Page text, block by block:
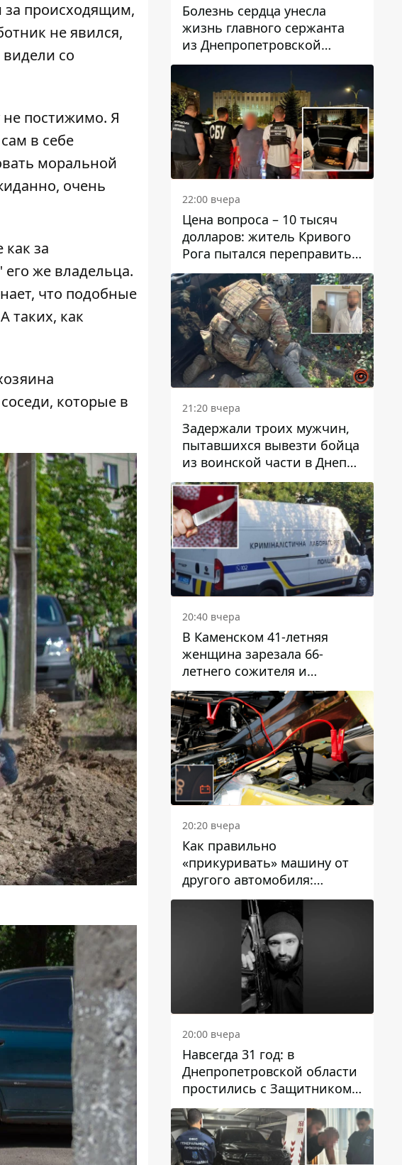
за происходящим,
не явился,
со
не постижимо. Я
в себе
моральной
очень
за
его же владельца.
что подобные
таких, как
которые в
Болезнь сердца унесла
жизнь главного сержанта
из Днепропетровской
области Юрия Свистуна
22:00 вчера
Цена вопроса – 10 тысяч
долларов: житель Кривого
Рога пытался переправить
мужчину в Словакию
21:20 вчера
Задержали троих мужчин,
пытавшихся вывезти бойца
из воинской части в Днепр
за 7 тысяч долларов: среди
них был врач
20:40 вчера
В Каменском 41-летняя
женщина зарезала 66-
летнего сожителя и
пыталась обмануть
полицейских
20:20 вчера
Как правильно
«прикуривать» машину от
другого автомобиля:
инструкция для водителей
20:00 вчера
Навсегда 31 год: в
Днепропетровской области
простились с Защитником
Александром Репиным